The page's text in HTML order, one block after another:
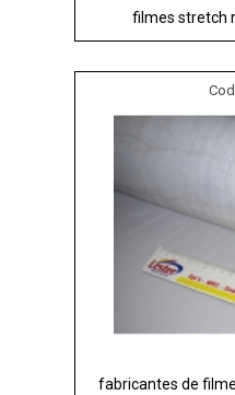
filmes stretch
fabricantes de